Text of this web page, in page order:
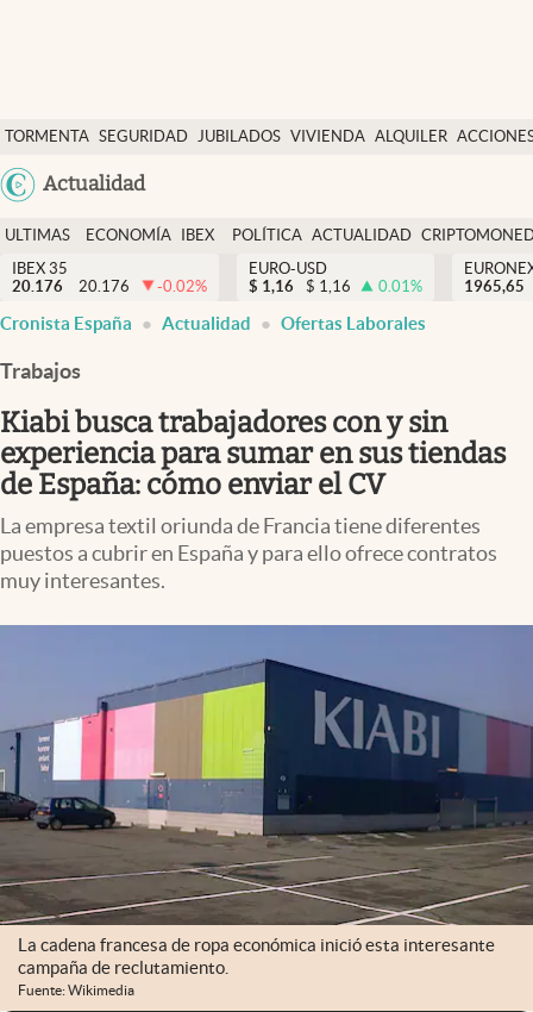
TORMENTA SEGURIDAD JUBILADOS VIVIENDA ALQUILER
USA
Actualidad
Economía y finanzas
Política
Actualidad
Criptomonedas
España
ULTIMAS
NOTICIAS
ECONOMÍA
FINANZAS
IBEX
EURO
POLÍTICA ACTUALIDAD
IBEX 35
20.176
20.176 -0.02%
EURO-USD
$ 1,16 $ 1,16 0.01%
1965,65
Cronista España Actualidad Ofertas Laborales
Trabajos
Kiabi busca trabajadores con y sin
experiencia para sumar en sus tiendas
de España: cómo enviar el CV
La empresa textil oriunda de Francia tiene diferentes
puestos a cubrir en España y para ello ofrece contratos
muy interesantes.
La cadena francesa de ropa económica inició esta interesante
campaña de reclutamiento.
Fuente: Wikimedia